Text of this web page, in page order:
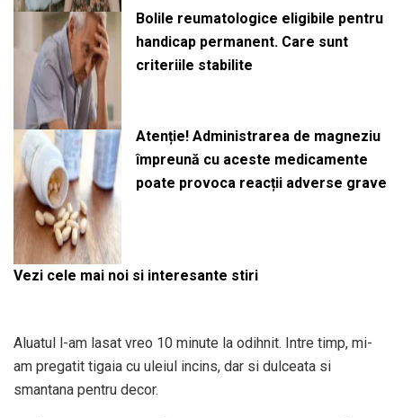
Bolile reumatologice eligibile pentru
handicap permanent. Care sunt
criteriile stabilite
Atenție! Administrarea de magneziu
împreună cu aceste medicamente
poate provoca reacții adverse grave
Vezi cele mai noi si interesante stiri
Aluatul l-am lasat vreo 10 minute la odihnit. Intre timp, mi-
am pregatit tigaia cu uleiul incins, dar si dulceata si
smantana pentru decor.